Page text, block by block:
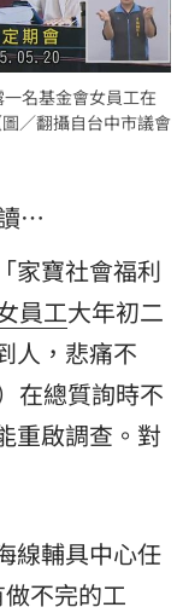
名基金會女員工在
／翻攝自台中市議會
…
家寶社會福利
員工大年初二
人，悲痛不
在總質詢時不
重啟調查。對
線輔具中心任
不完的工